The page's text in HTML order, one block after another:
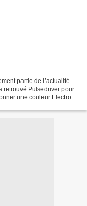
partie de l’actualité
retrouvé Pulsedriver pour
une couleur Electro-